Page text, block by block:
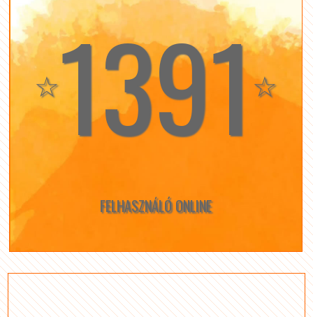
☆1391☆
FELHASZNÁLÓ ONLINE